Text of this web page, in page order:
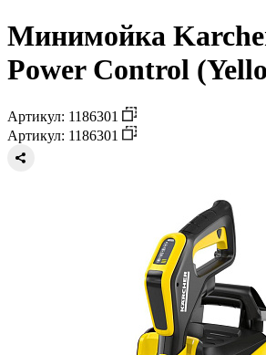
Минимойка
Power Control
Артикул: 1186301
Артикул: 1186301